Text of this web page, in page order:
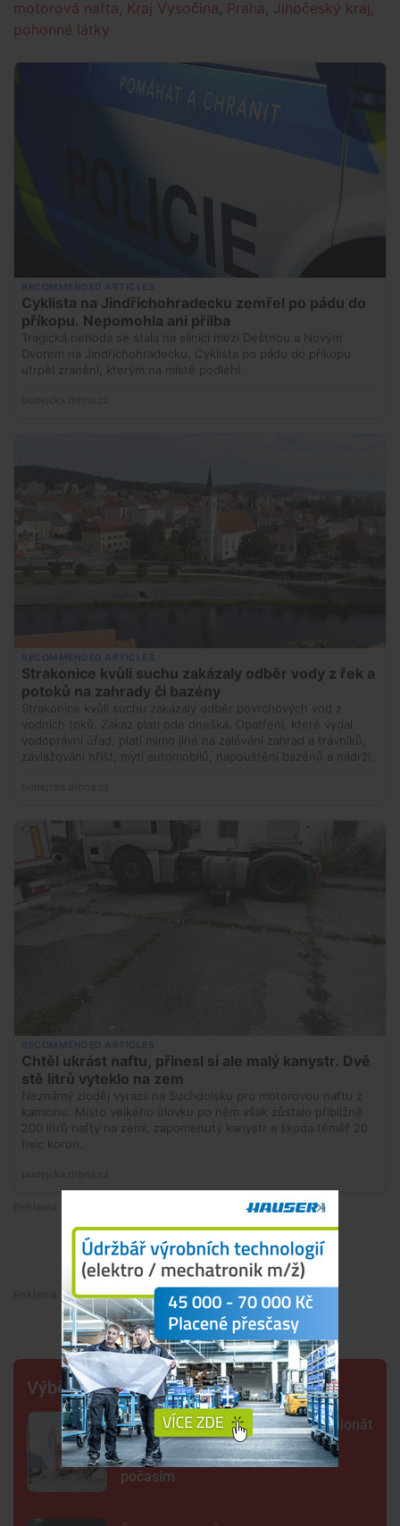
motorová nafta Kraj Vysočina Praha Jihočeský kraj
pohonné látky
Premium
Premium
Výběr šéfredaktora
Lipno poprvé hostí evropský šampionát
jachtařů. Závodníci bojují hlavně s
počasím